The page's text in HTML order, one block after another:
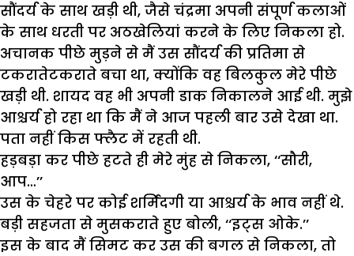
सौंदर्य के साथ खड़ी थी, जैसे चंद्रमा अपनी संपूर्ण कलाओं
के साथ धरती पर अठखेलियां करने के लिए निकला हो.
अचानक पीछे मुड़ने से मैं उस सौंदर्य की प्रतिमा से
टकरातेटकराते बचा था, क्योंकि वह बिलकुल मेरे पीछे
खड़ी थी. शायद वह भी अपनी डाक निकालने आई थी. मुझे
आश्चर्य हो रहा था कि मैं ने आज पहली बार उसे देखा था.
पता नहीं किस फ्लैट में रहती थी.
हड़बड़ा कर पीछे हटते ही मेरे मुंह से निकला, ‘‘सौरी,
आप…’’
उस के चेहरे पर कोई शर्मिंदगी या आश्चर्य के भाव नहीं थे.
बड़ी सहजता से मुसकराते हुए बोली, ‘‘इट्स ओके.’’
इस के बाद मैं सिमट कर उस की बगल से निकला, तो